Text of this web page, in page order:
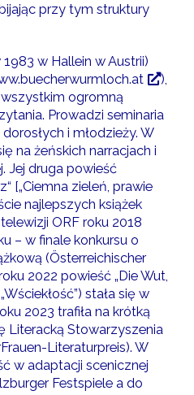
przy tym struktury
1983 w Hallein w Austrii)
),
ogromną
Prowadzi seminaria
i młodzieży. W
na żeńskich narracjach i
Jej druga powieść
[„Ciemna zieleń, prawie
najlepszych książek
ORF roku 2018
– w finale konkursu o
(Österreichischer
2022 powieść „Die Wut,
stała się w
2023 trafiła na krótką
Literacką Stowarzyszenia
Literaturpreis). W
w adaptacji scenicznej
Festspiele a do